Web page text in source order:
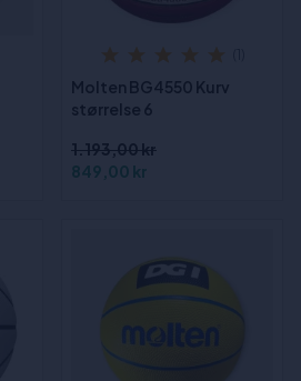
Molten BG4550 Kurv
størrelse 6
1.193,00 kr
849,00 kr